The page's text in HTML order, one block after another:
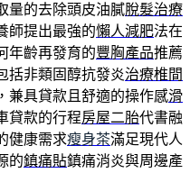
量的去除頭皮油膩脫髮治療
師提出最強的懶人減肥法在
年齡再發育的豐胸產品推薦
括非類固醇抗發炎治療椎間
兼具貸款且舒適的操作感滑
貸款的行程房屋二胎代書融
健康需求瘦身茶滿足現代人
的鎮痛貼鎮痛消炎與周邊產